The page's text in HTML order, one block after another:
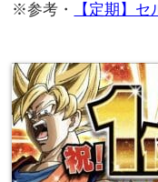
※参考・ 【定期】